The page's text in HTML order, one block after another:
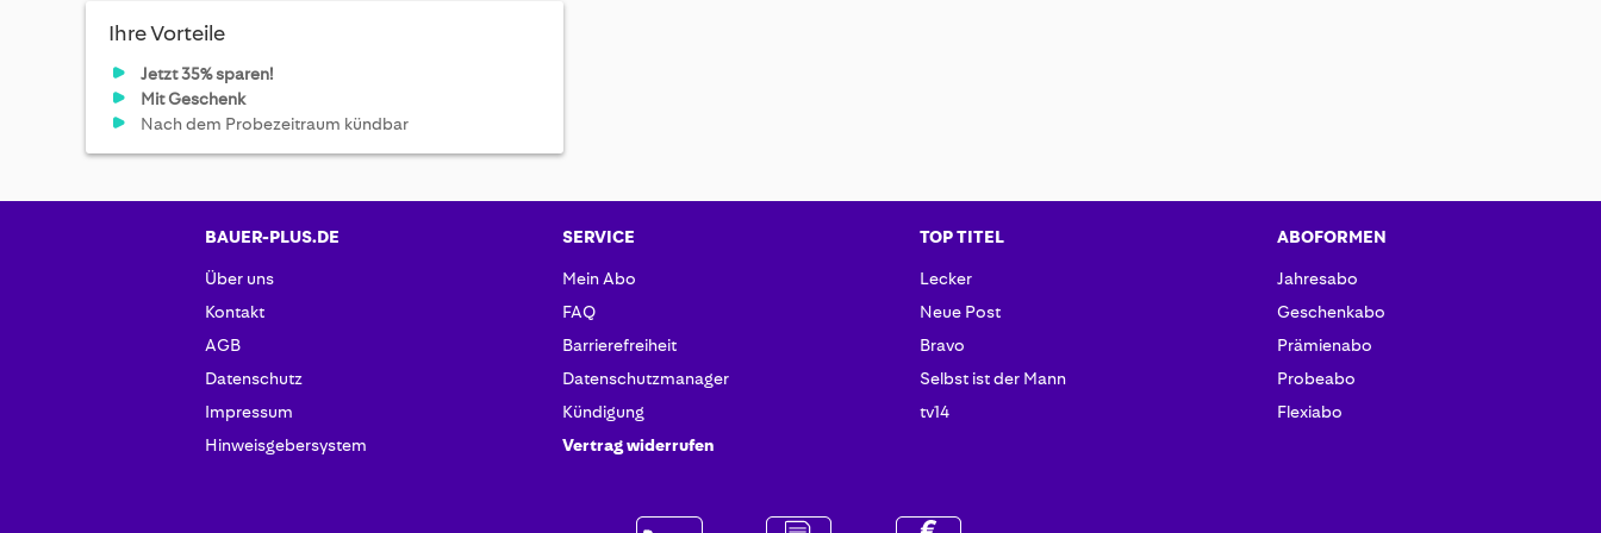
Ihre Vorteile
Jetzt 35% sparen!
Mit Geschenk
Nach dem Probezeitraum kündbar
BAUER-PLUS.DE
Über uns
Kontakt
AGB
Datenschutz
Impressum
Hinweisgebersystem
SERVICE
Mein Abo
FAQ
Barrierefreiheit
Datenschutzmanager
Kündigung
Vertrag widerrufen
TOP TITEL
Lecker
Neue Post
Bravo
Selbst ist der Mann
tv14
ABOFORMEN
Jahresabo
Geschenkabo
Prämienabo
Probeabo
Flexiabo